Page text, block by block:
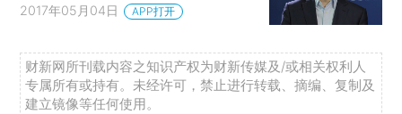
2017年05月04日 APP打开
财新网所刊载内容之知识产权为财新传媒及/或相关权利人
专属所有或持有。未经许可，禁止进行转载、摘编、复制及
建立镜像等任何使用。